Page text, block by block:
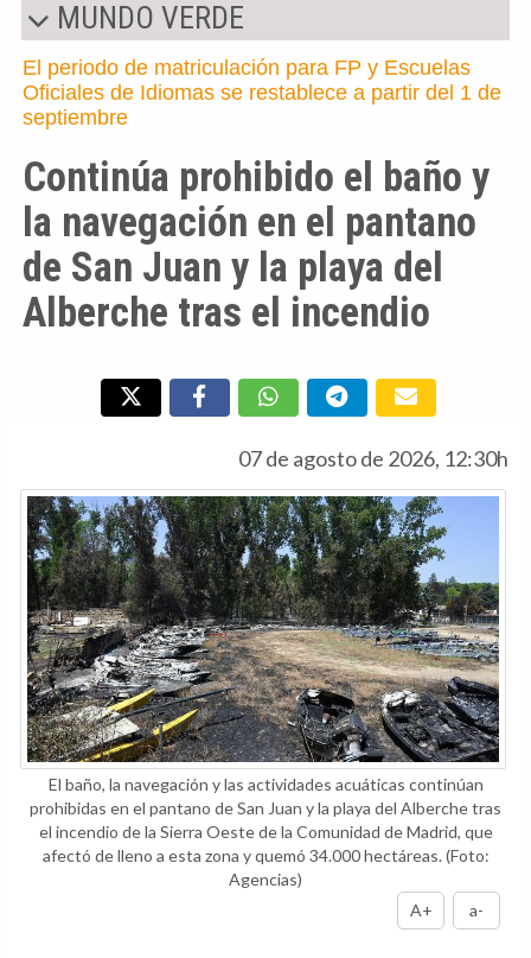
MUNDO VERDE
El periodo de matriculación para FP y Escuelas
Oficiales de Idiomas se restablece a partir del 1 de
septiembre
Continúa prohibido el baño y
la navegación en el pantano
de San Juan y la playa del
Alberche tras el incendio
07 de agosto de 2026, 12:30h
El baño, la navegación y las actividades acuáticas continúan
prohibidas en el pantano de San Juan y la playa del Alberche tras
el incendio de la Sierra Oeste de la Comunidad de Madrid, que
afectó de lleno a esta zona y quemó 34.000 hectáreas.(Foto:
Agencias)
A+
a-